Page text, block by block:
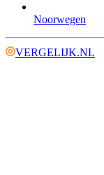
Noorwegen
VERGELIJK.NL